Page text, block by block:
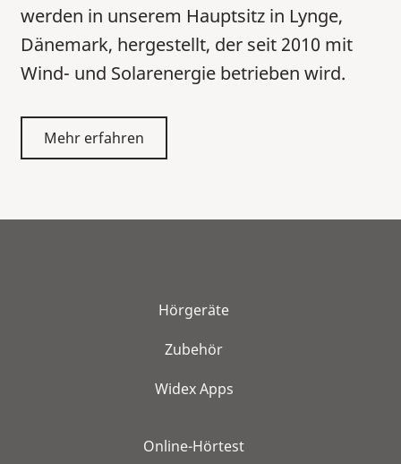
werden in unserem Hauptsitz in Lynge,
Dänemark, hergestellt, der seit 2010 mit
Wind- und Solarenergie betrieben wird.
Mehr erfahren
Hörgeräte
Zubehör
Widex Apps
Online-Hörtest